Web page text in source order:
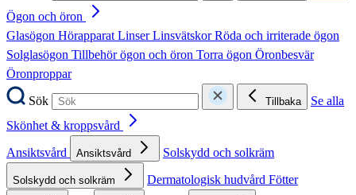
Ögon och öron
Glasögon HörapparatLinserLinsvätskorRöda och irriterade ögon
Solglasögon Tillbehör ögon och öron Torra ögon Öronbesvär
Öronproppar
Sök
Tillbaka
Se alla
Skönhet & kroppsvård
Ansiktsvård
Ansiktsvård Solskydd och solkräm
Solskydd och solkräm Dermatologisk hudvård Fötter